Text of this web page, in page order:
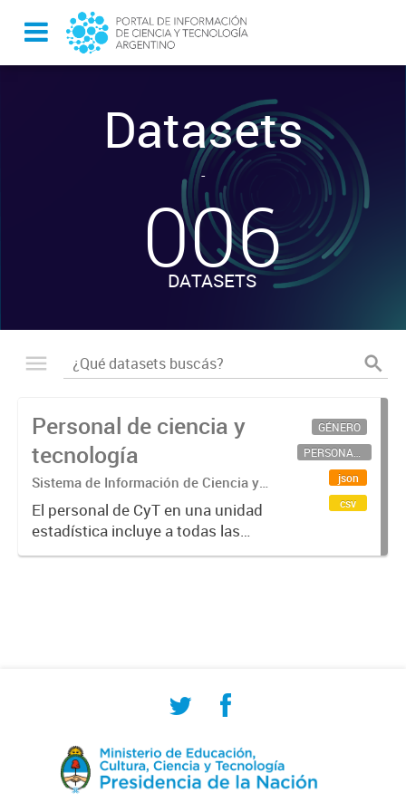
Datasets
-
006
DATASETS
Personal de ciencia y
tecnología
Sistema de Información de Ciencia y
Tecnología Argentino (SICYTAR)
El personal de CyT en una unidad
estadística incluye a todas las
personas involucradas
GÉNERO
PERSONAL CIENTÍFICO-TECNOLÓGICO
json
csv